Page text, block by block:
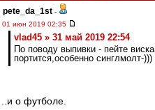
pete_da_1st -
01 июн 2019 02:35
vlad45 » 31 май 2019 22:54
По поводу выпивки - пейте
портится,особенно синглмолт-)))
..и о футболе.